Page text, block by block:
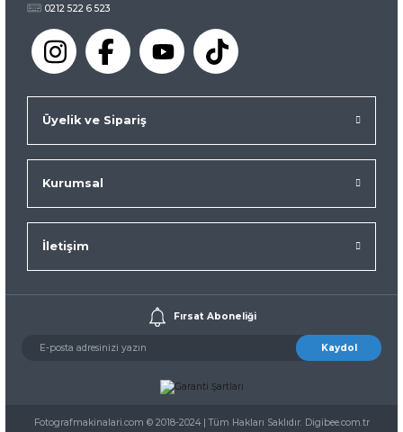
0212 522 6 523
Üyelik ve Sipariş
Kurumsal
İletişim
Fırsat Aboneliği
Kaydol
Fotografmakinalari.com © 2018-2024 | Tüm Hakları Saklıdır. Digibee.com.tr